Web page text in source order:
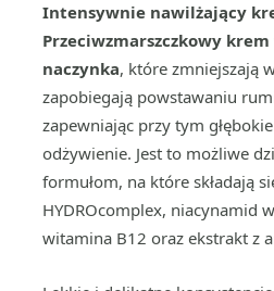
Intensywnie nawilżający
Przeciwzmarszczkowy
naczynka, które zmniejszają
zapobiegają powstawaniu
zapewniając przy tym
odżywienie. Jest to możliwe
formułom, na które składają
HYDROcomplex, niacynamid
witamina B12 oraz ekstrakt z